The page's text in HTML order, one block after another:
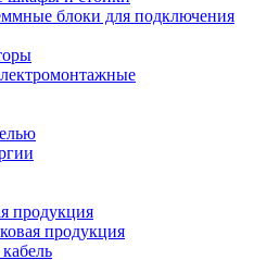
блоки для подключения
продукция
продукция